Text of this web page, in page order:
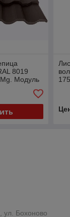
8019
Модуль
ул. Бохоново